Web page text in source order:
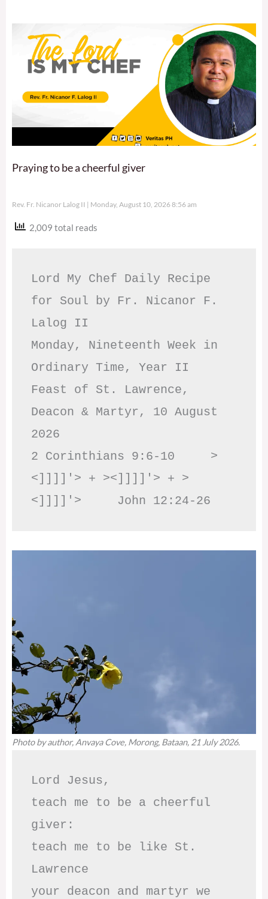
Praying to be a cheerful giver
Rev. Fr. Nicanor Lalog II Monday, August 10, 2026 8:56 am
2,009 total reads
Lord My Chef Daily Recipe
for Soul by Fr. Nicanor F.
Lalog II
Monday, Nineteenth Week in
Ordinary Time, Year II
Feast of St. Lawrence,
Deacon & Martyr, 10 August
2026
2 Corinthians 9:6-10     >
<]]]]'> + ><]]]]'> + >
<]]]]'>     John 12:24-26
Photo by author, Anvaya Cove, Morong, Bataan, 21 July 2026.
Lord Jesus,
teach me to be a cheerful
giver:
teach me to be like St.
Lawrence
your deacon and martyr we